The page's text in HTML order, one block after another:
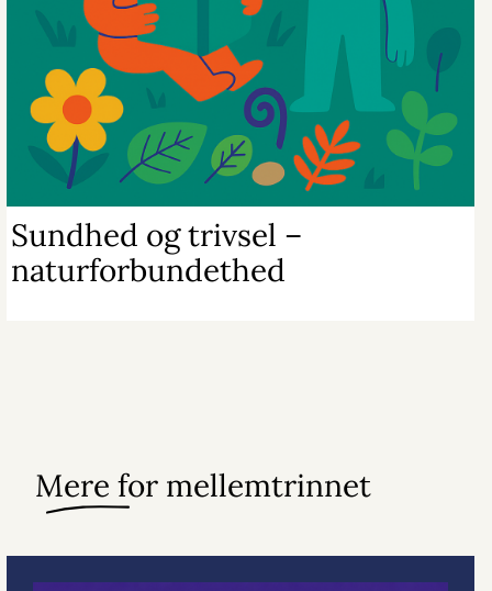
Sundhed og trivsel –
naturforbundethed
Mere for mellemtrinnet